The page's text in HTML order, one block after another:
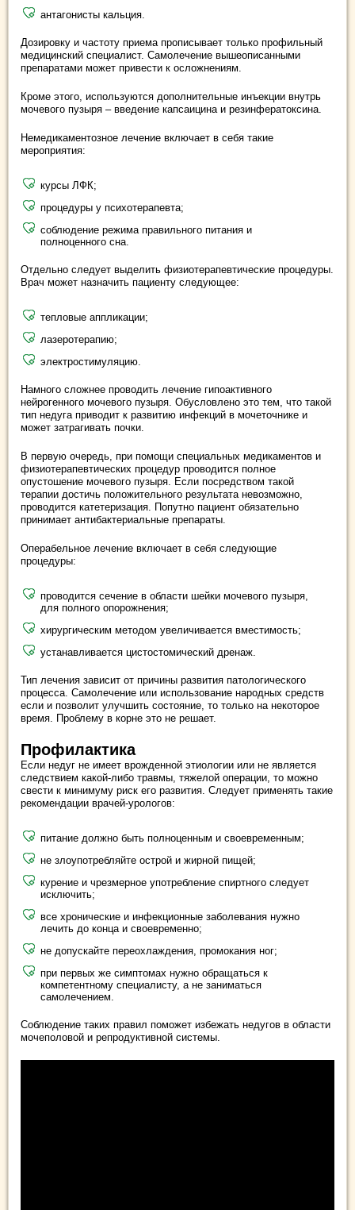
антагонисты кальция.
Дозировку и частоту приема прописывает только профильный
медицинский специалист. Самолечение вышеописанными
препаратами может привести к осложнениям.
Кроме этого, используются дополнительные инъекции внутрь
мочевого пузыря – введение капсаицина и резинфератоксина.
Немедикаментозное лечение включает в себя такие
мероприятия:
курсы ЛФК;
процедуры у психотерапевта;
соблюдение режима правильного питания и
полноценного сна.
Отдельно следует выделить физиотерапевтические процедуры.
Врач может назначить пациенту следующее:
тепловые аппликации;
лазеротерапию;
электростимуляцию.
Намного сложнее проводить лечение гипоактивного
нейрогенного мочевого пузыря. Обусловлено это тем, что такой
тип недуга приводит к развитию инфекций в мочеточнике и
может затрагивать почки.
В первую очередь, при помощи специальных медикаментов и
физиотерапевтических процедур проводится полное
опустошение мочевого пузыря. Если посредством такой
терапии достичь положительного результата невозможно,
проводится катетеризация. Попутно пациент обязательно
принимает антибактериальные препараты.
Операбельное лечение включает в себя следующие
процедуры:
проводится сечение в области шейки мочевого пузыря,
для полного опорожнения;
хирургическим методом увеличивается вместимость;
устанавливается цистостомический дренаж.
Тип лечения зависит от причины развития патологического
процесса. Самолечение или использование народных средств
если и позволит улучшить состояние, то только на некоторое
время. Проблему в корне это не решает.
Профилактика
Если недуг не имеет врожденной этиологии или не является
следствием какой-либо травмы, тяжелой операции, то можно
свести к минимуму риск его развития. Следует применять такие
рекомендации врачей-урологов:
питание должно быть полноценным и своевременным;
не злоупотребляйте острой и жирной пищей;
курение и чрезмерное употребление спиртного следует
исключить;
все хронические и инфекционные заболевания нужно
лечить до конца и своевременно;
не допускайте переохлаждения, промокания ног;
при первых же симптомах нужно обращаться к
компетентному специалисту, а не заниматься
самолечением.
Соблюдение таких правил поможет избежать недугов в области
мочеполовой и репродуктивной системы.